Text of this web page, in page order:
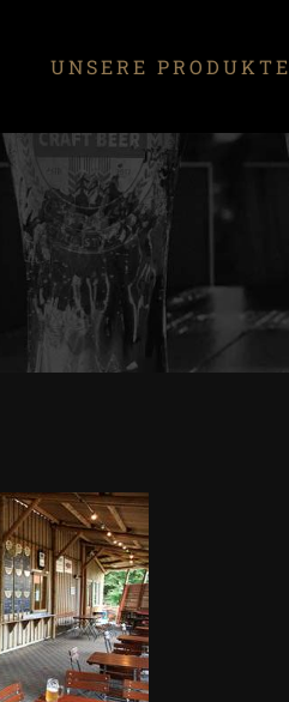
UNSERE PRODUKTE